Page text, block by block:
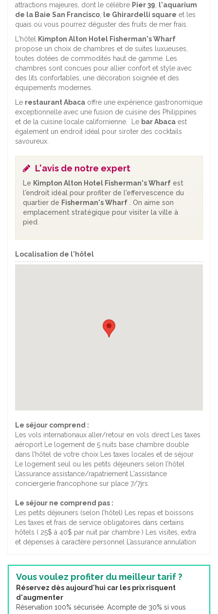
attractions majeures, dont le célèbre Pier 39, l'aquarium
de la Baie San Francisco, le Ghirardelli square et les
quais où vous pourrez déguster des fruits de mer frais.
L'hôtel Kimpton Alton Hotel Fisherman's Wharf
propose un choix de chambres et de suites luxueuses,
toutes dotées de commodités haut de gamme. Les
chambres sont concues pour allier confort et style avec
des lits confortables, une décoration soignée et des
équipements modernes.
Le restaurant Abaca offre une expérience gastronomique
exceptionnelle avec une fusion de cuisine des Philippines
et de la cuisine locale californienne. Le bar Abaca est
également un endroit idéal pour siroter des cocktails
savoureux.
L'avis de notre expert
Le Kimpton Alton Hotel Fisherman's Wharf est
l'endroit idéal pour profiter de l'effervescence du
quartier de Fisherman's Wharf . On aime son
emplacement stratégique pour visiter la ville à
pied.
Localisation de l'hôtel
Le séjour comprend :
Les vols internationaux aller/retour en vols direct Les taxes
aéroport Le logement de 5 nuits base chambre double
dans l’hôtel de votre choix Les taxes locales et de séjour
Le logement seul ou les petits déjeuners selon l’hôtel
L’assurance assistance/rapatriement L'assistance
conciergerie francophone sur place 7/7jrs
Le séjour ne comprend pas :
Les petits déjeuners (selon l’hôtel) Les repas et boissons
Les taxes et frais de service obligatoires dans certains
hôtels ( 25$ à 40$ par nuit par chambre ) Les visites, extra
et dépenses à caractère personnel L’assurance annulation
Vous voulez profiter du meilleur tarif ?
Réservez dès aujourd'hui car les prix risquent
d'augmenter
Réservation 100% sécurisée. Acompte de 30% si vous